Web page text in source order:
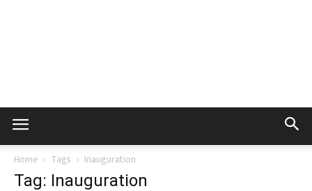
Home Tags Inauguration
Tag: Inauguration